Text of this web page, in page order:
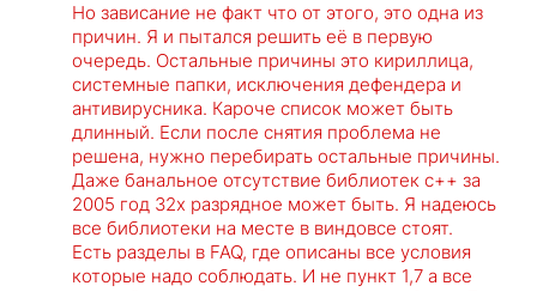
Но зависание не факт что от этого, это одна из
причин. Я и пытался решить её в первую
очередь. Остальные причины это кириллица,
системные папки, исключения дефендера и
антивирусника. Кароче список может быть
длинный. Если после снятия проблема не
решена, нужно перебирать остальные причины.
Даже банальное отсутствие библиотек с++ за
2005 год 32х разрядное может быть. Я надеюсь
все библиотеки на месте в виндовсе стоят.
Есть разделы в FAQ, где описаны все условия
которые надо соблюдать. И не пункт 1,7 а все